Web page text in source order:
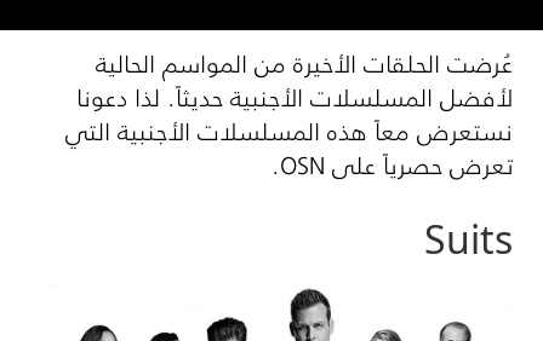
عُرضت الحلقات الأخيرة من المواسم الحالية
لأفضل المسلسلات الأجنبية حديثاً. لذا دعونا
نستعرض معاً هذه المسلسلات الأجنبية التي
تعرض حصرياً على OSN.
Suits